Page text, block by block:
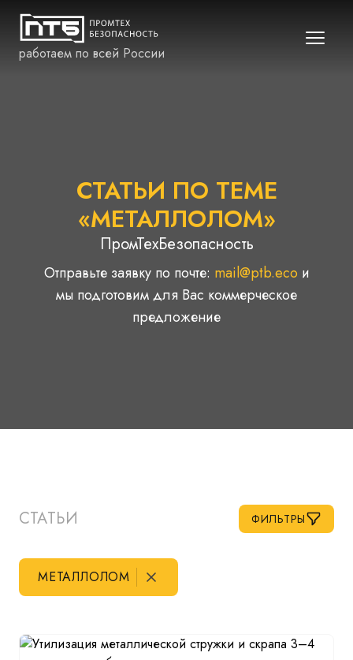
работаем по всей России
СТАТЬИ ПО ТЕМЕ
«МЕТАЛЛОЛОМ»
ПромТехБезопасность
Отправьте заявку по почте: mail@ptb.eco и
мы подготовим для Вас коммерческое
предложение
СТАТЬИ ФИЛЬТРЫ
МЕТАЛЛОЛОМ